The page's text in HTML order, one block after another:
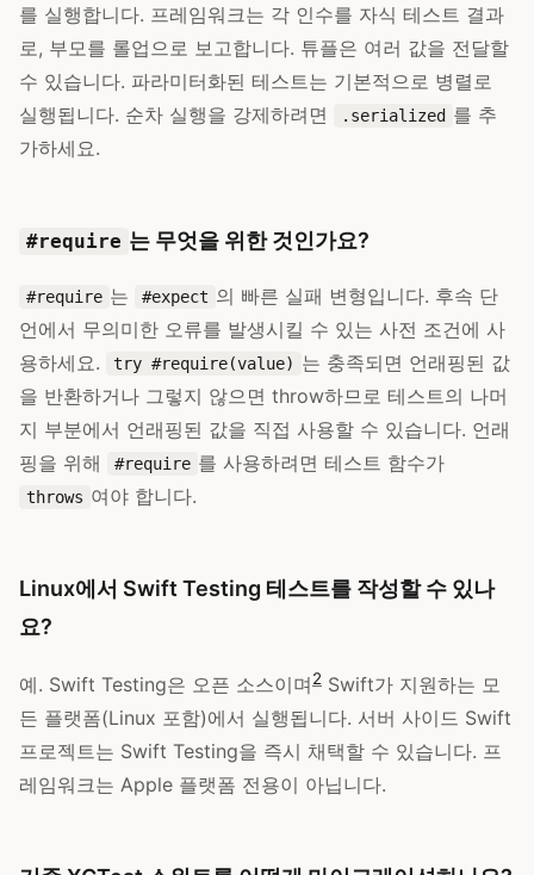
를 실행합니다. 프레임워크는 각 인수를 자식 테스트 결과
로, 부모를 롤업으로 보고합니다. 튜플은 여러 값을 전달할
수 있습니다. 파라미터화된 테스트는 기본적으로 병렬로
실행됩니다. 순차 실행을 강제하려면
.serialized 를 추
가하세요.
#require 는 무엇을 위한 것인가요?
#require 는 #expect 의 빠른 실패 변형입니다. 후속 단
언에서 무의미한 오류를 발생시킬 수 있는 사전 조건에 사
용하세요.
try #require(value) 는 충족되면 언래핑된 값
을 반환하거나 그렇지 않으면 throw하므로 테스트의 나머
지 부분에서 언래핑된 값을 직접 사용할 수 있습니다. 언래
핑을 위해
#require 를 사용하려면 테스트 함수가
throws 여야 합니다.
Linux에서 Swift Testing 테스트를 작성할 수 있나
요?
예. Swift Testing은 오픈 소스이며2 Swift가 지원하는 모
든 플랫폼(Linux 포함)에서 실행됩니다. 서버 사이드 Swift
프로젝트는 Swift Testing을 즉시 채택할 수 있습니다. 프
레임워크는 Apple 플랫폼 전용이 아닙니다.